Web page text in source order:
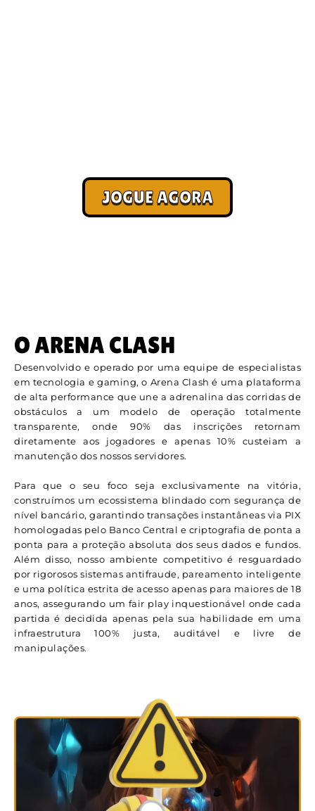
JOGUE AGORA
O ARENA CLASH
Desenvolvido e operado por uma equipe de especialistas
em tecnologia e gaming, o Arena Clash é uma plataforma
de alta performance que une a adrenalina das corridas de
obstáculos a um modelo de operação totalmente
transparente, onde 90% das inscrições retornam
diretamente aos jogadores e apenas 10% custeiam a
manutenção dos nossos servidores.
Para que o seu foco seja exclusivamente na vitória,
construímos um ecossistema blindado com segurança de
nível bancário, garantindo transações instantâneas via PIX
homologadas pelo Banco Central e criptografia de ponta a
ponta para a proteção absoluta dos seus dados e fundos.
Além disso, nosso ambiente competitivo é resguardado
por rigorosos sistemas antifraude, pareamento inteligente
e uma política estrita de acesso apenas para maiores de 18
anos, assegurando um fair play inquestionável onde cada
partida é decidida apenas pela sua habilidade em uma
infraestrutura 100% justa, auditável e livre de
manipulações.